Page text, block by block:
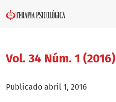
Vol. 34 Núm. 1 (2016)
Publicado abril 1, 2016